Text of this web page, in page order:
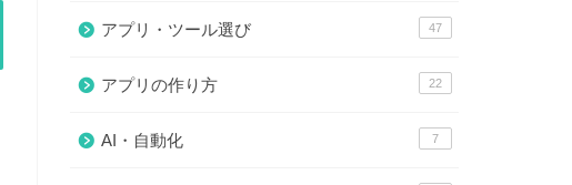
アプリ・ツール選び 47
アプリの作り方 22
AI・自動化 7